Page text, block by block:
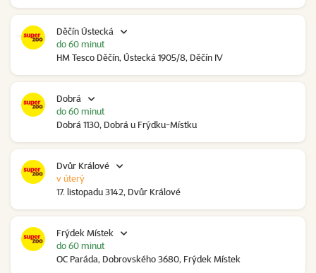
Děčín Ústecká
HM Tesco Děčín, Ústecká 1905/8, Děčín IV
do 60 minut
Dobrá
Dobrá 1130, Dobrá u Frýdku-Místku
do 60 minut
Dvůr Králové
17. listopadu 3142, Dvůr Králové
v úterý
Frýdek Místek
OC Paráda, Dobrovského 3680, Frýdek Místek
do 60 minut